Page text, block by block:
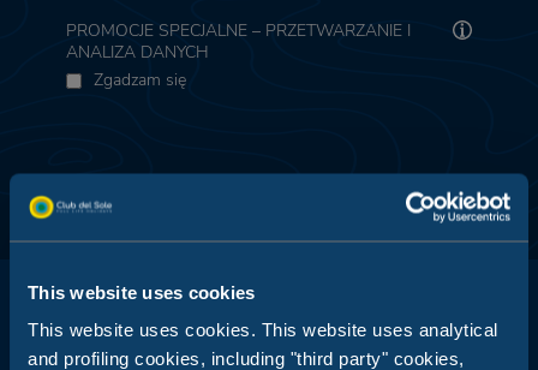
This website uses cookies
This website uses cookies. This website uses analytical
and profiling cookies, including "third party" cookies,
PROMOCJE SPECJALNE – PRZETWARZANIE I
ANALIZA DANYCH
Zgadzam się